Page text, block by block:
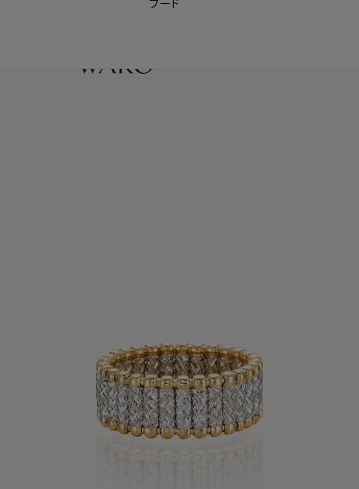
【会員様限定】夏のプレゼントキャンペーン開催中
フード